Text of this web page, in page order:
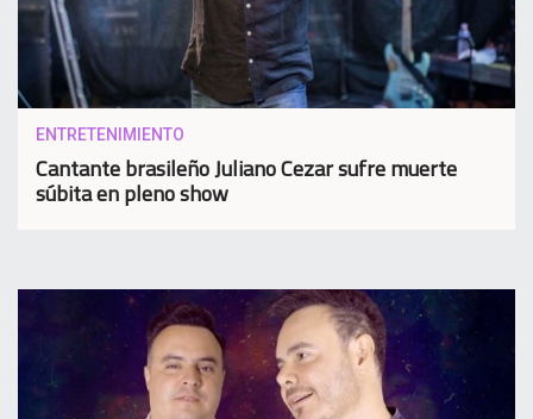
ENTRETENIMIENTO
Cantante brasileño Juliano Cezar sufre muerte
súbita en pleno show